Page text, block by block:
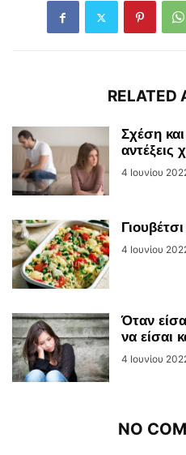
RELATED
Σχέση
4 Ιουνίου
4 Ιουνίου
Όταν
να είσαι
4 Ιουνίου
NO